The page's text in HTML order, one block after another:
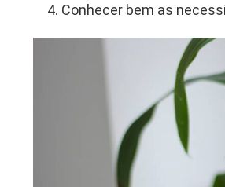
Conhecer bem as